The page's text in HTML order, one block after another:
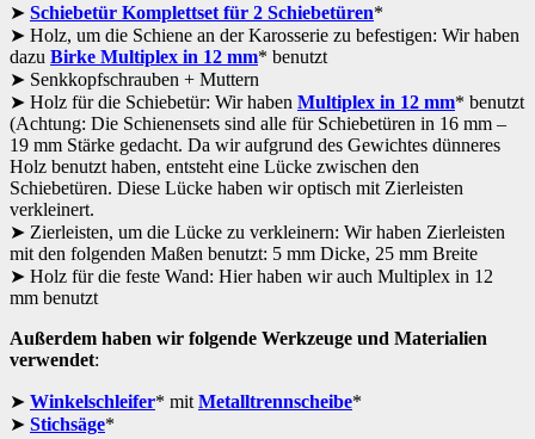
Schiebetür Komplettset für 2 Schiebetüren*
Holz, um die Schiene an der Karosserie zu befestigen: Wir haben
dazu Birke Multiplex in 12 mm* benutzt
Senkkopfschrauben + Muttern
Holz für die Schiebetür: Wir haben Multiplex in 12 mm* benutzt
(Achtung: Die Schienensets sind alle für Schiebetüren in 16 mm –
19 mm Stärke gedacht. Da wir aufgrund des Gewichtes dünneres
Holz benutzt haben, entsteht eine Lücke zwischen den
Schiebetüren. Diese Lücke haben wir optisch mit Zierleisten
verkleinert.
Zierleisten, um die Lücke zu verkleinern: Wir haben Zierleisten
mit den folgenden Maßen benutzt: 5 mm Dicke, 25 mm Breite
Holz für die feste Wand: Hier haben wir auch Multiplex in 12
mm benutzt
Außerdem haben wir folgende Werkzeuge und Materialien
verwendet:
Winkelschleifer* mit Metalltrennscheibe*
Stichsäge*